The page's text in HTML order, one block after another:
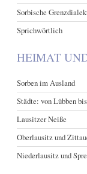
Sorbische
Sprichwörtlich
HEIMAT
Sorben im Ausland
Städte: von Lübben
Lausitzer Neiße
Oberlausitz und
Niederlausitz und